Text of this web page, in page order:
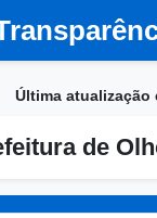
Última atualização
de